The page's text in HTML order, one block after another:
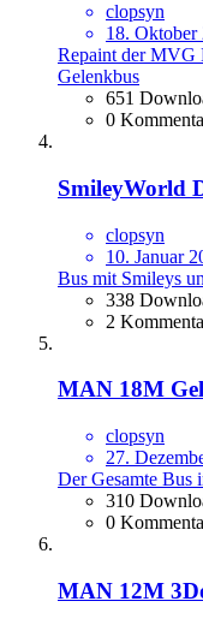
clopsyn
18. Oktober
Repaint der MVG
Gelenkbus
651
0
SmileyWorld
clopsyn
10. Januar
Bus mit Smileys
338
2
MAN 18M
clopsyn
27.
Der Gesamte Bus
310
0
MAN 12M